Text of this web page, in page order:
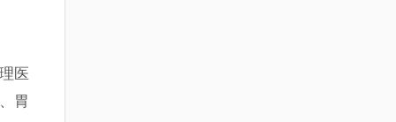
医
胃